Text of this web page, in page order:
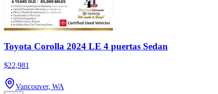
Toyota Corolla 2024 LE 4 puertas Sedan
$22,981
Vancouver, WA